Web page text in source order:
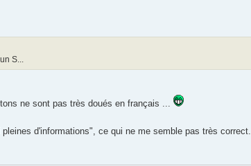
S...
ne sont pas très doués en français ...
d'informations", ce qui ne me semble pas très correct.